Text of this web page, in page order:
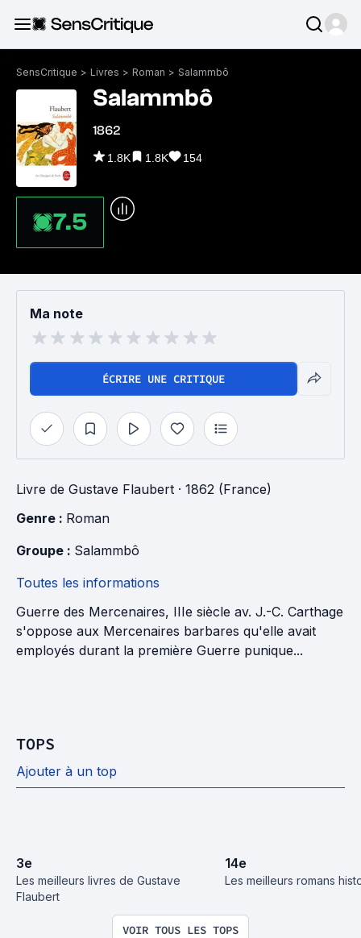
SensCritique > Livres > Roman > Salammbô
Salammbô
1862
1.8K 1.8K 154
7.5
Ma note
ÉCRIRE UNE CRITIQUE
Livre de Gustave Flaubert · 1862 (France)
Genre : Roman
Groupe : Salammbô
Toutes les informations
Guerre des Mercenaires, IIIe siècle av. J.-C. Carthage
s'oppose aux Mercenaires barbares qu'elle avait
employés durant la première Guerre punique...
TOPS
Ajouter à un top
3e
Les meilleurs livres de Gustave
Flaubert
14e
Les meilleurs romans
VOIR TOUS LES TOPS